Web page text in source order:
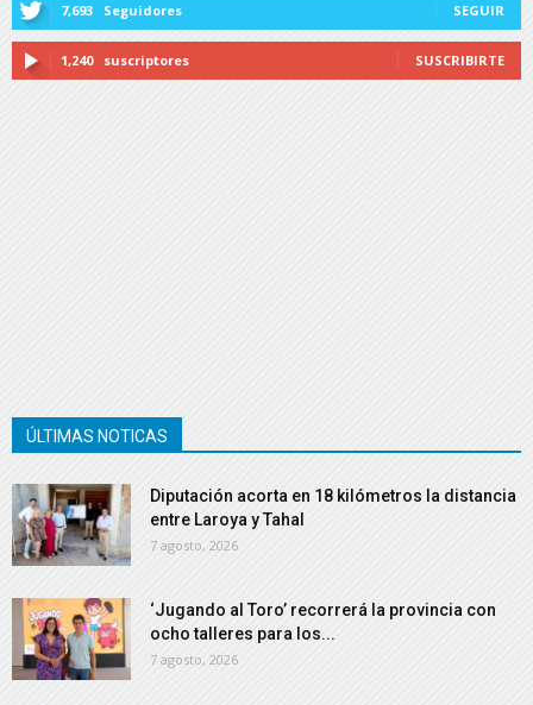
7,693 Seguidores SEGUIR
1,240 suscriptores SUSCRIBIRTE
ÚLTIMAS NOTICAS
Diputación acorta en 18 kilómetros la distancia
entre Laroya y Tahal
7 agosto, 2026
‘Jugando al Toro’ recorrerá la provincia con
ocho talleres para los...
7 agosto, 2026